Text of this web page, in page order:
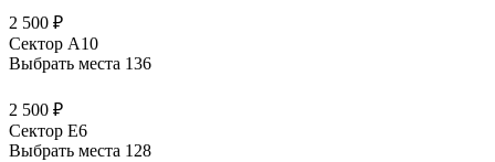
2 500 ₽
Сектор A10
Выбрать места 136
2 500 ₽
Сектор E6
Выбрать места 128